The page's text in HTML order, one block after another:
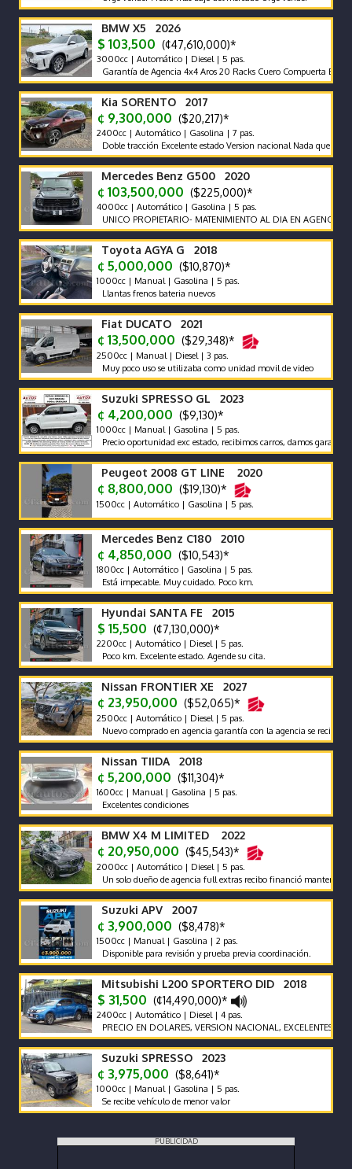
BMW X5 2026
$ 103,500 (¢47,610,000)*
3000cc | Automático | Diesel | 5 pas.
Garantía de Agencia 4x4 Aros 20 Racks Cuero Compuerta Eléctrica
Kia SORENTO 2017
¢ 9,300,000 ($20,217)*
2400cc | Automático | Gasolina | 7 pas.
Doble tracción Excelente estado Version nacional Nada que hacerle
Mercedes Benz G500 2020
¢ 103,500,000 ($225,000)*
4000cc | Automático | Gasolina | 5 pas.
UNICO PROPIETARIO- MATENIMIENTO AL DIA EN AGENCIA
Toyota AGYA G 2018
¢ 5,000,000 ($10,870)*
1000cc | Manual | Gasolina | 5 pas.
Llantas frenos bateria nuevos
Fiat DUCATO 2021
¢ 13,500,000 ($29,348)*
2500cc | Manual | Diesel | 3 pas.
Muy poco uso se utilizaba como unidad movil de video
Suzuki SPRESSO GL 2023
¢ 4,200,000 ($9,130)*
1000cc | Manual | Gasolina | 5 pas.
Precio oportunidad exc estado, recibimos carros, damos garantia,
Peugeot 2008 GT LINE 2020
¢ 8,800,000 ($19,130)*
1500cc | Automático | Gasolina | 5 pas.
Mercedes Benz C180 2010
¢ 4,850,000 ($10,543)*
1800cc | Automático | Gasolina | 5 pas.
Está impecable. Muy cuidado. Poco km.
Hyundai SANTA FE 2015
$ 15,500 (¢7,130,000)*
2200cc | Automático | Diesel | 5 pas.
Poco km. Excelente estado. Agende su cita.
Nissan FRONTIER XE 2027
¢ 23,950,000 ($52,065)*
2500cc | Automático | Diesel | 5 pas.
Nuevo comprado en agencia garantía con la agencia se recibe y se
Nissan TIIDA 2018
¢ 5,200,000 ($11,304)*
1600cc | Manual | Gasolina | 5 pas.
Excelentes condiciones
BMW X4 M LIMITED 2022
¢ 20,950,000 ($45,543)*
2000cc | Automático | Diesel | 5 pas.
Un solo dueño de agencia full extras recibo financió mantenimiento
Suzuki APV 2007
¢ 3,900,000 ($8,478)*
1500cc | Manual | Gasolina | 2 pas.
Disponible para revisión y prueba previa coordinación.
Mitsubishi L200 SPORTERO DID 2018
$ 31,500 (¢14,490,000)*
2400cc | Automático | Diesel | 4 pas.
PRECIO EN DOLARES, VERSION NACIONAL, EXCELENTES
Suzuki SPRESSO 2023
¢ 3,975,000 ($8,641)*
1000cc | Manual | Gasolina | 5 pas.
Se recibe vehículo de menor valor
PUBLICIDAD